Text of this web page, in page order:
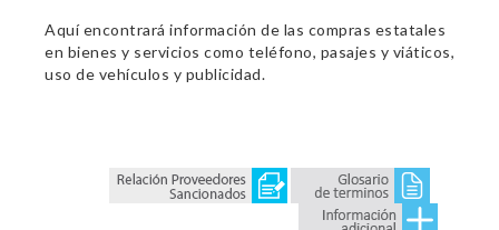
Aquí encontrará información de las compras estatales
en bienes y servicios como teléfono, pasajes y viáticos,
uso de vehículos y publicidad.